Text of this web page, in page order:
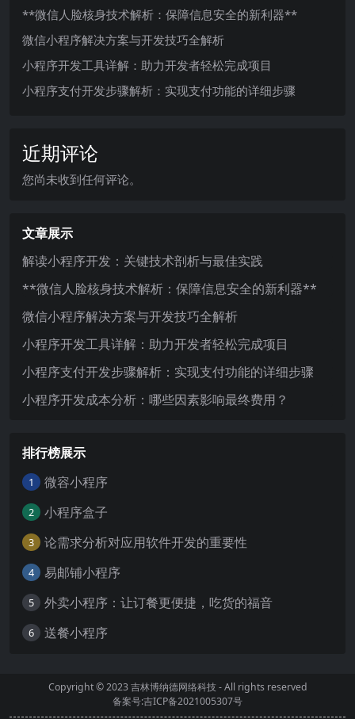
**微信人脸核身技术解析：保障信息安全的新利器**
微信小程序解决方案与开发技巧全解析
小程序开发工具详解：助力开发者轻松完成项目
小程序支付开发步骤解析：实现支付功能的详细步骤
近期评论
您尚未收到任何评论。
文章展示
解读小程序开发：关键技术剖析与最佳实践
**微信人脸核身技术解析：保障信息安全的新利器**
微信小程序解决方案与开发技巧全解析
小程序开发工具详解：助力开发者轻松完成项目
小程序支付开发步骤解析：实现支付功能的详细步骤
小程序开发成本分析：哪些因素影响最终费用？
排行榜展示
1 微容小程序
2 小程序盒子
3 论需求分析对应用软件开发的重要性
4 易邮铺小程序
5 外卖小程序：让订餐更便捷，吃货的福音
6 送餐小程序
Copyright © 2023吉林博纳德网络科技- All rights reserved
备案号:吉ICP备2021005307号